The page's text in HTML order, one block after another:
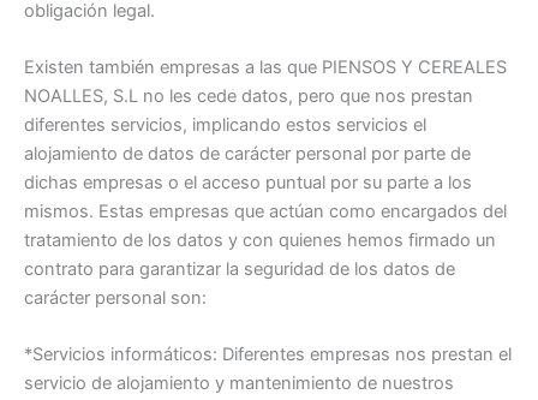
obligación legal.
Existen también empresas a las que PIENSOS Y CEREALES
NOALLES, S.L no les cede datos, pero que nos prestan
diferentes servicios, implicando estos servicios el
alojamiento de datos de carácter personal por parte de
dichas empresas o el acceso puntual por su parte a los
mismos. Estas empresas que actúan como encargados del
tratamiento de los datos y con quienes hemos firmado un
contrato para garantizar la seguridad de los datos de
carácter personal son:
*Servicios informáticos: Diferentes empresas nos prestan el
servicio de alojamiento y mantenimiento de nuestros